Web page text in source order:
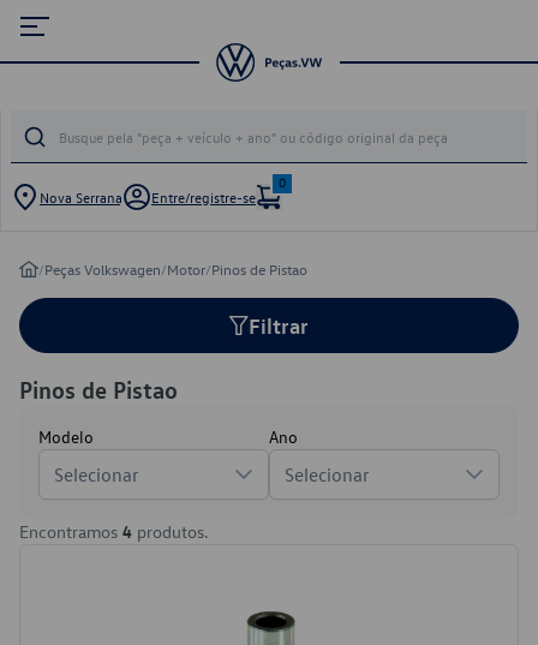
Nova Serrana Entre/registre-se
0
/Peças Volkswagen/Motor/Pinos de Pistao
Filtrar
Pinos de Pistao
Modelo
Selecionar
Ano
Selecionar
Encontramos 4 produtos.